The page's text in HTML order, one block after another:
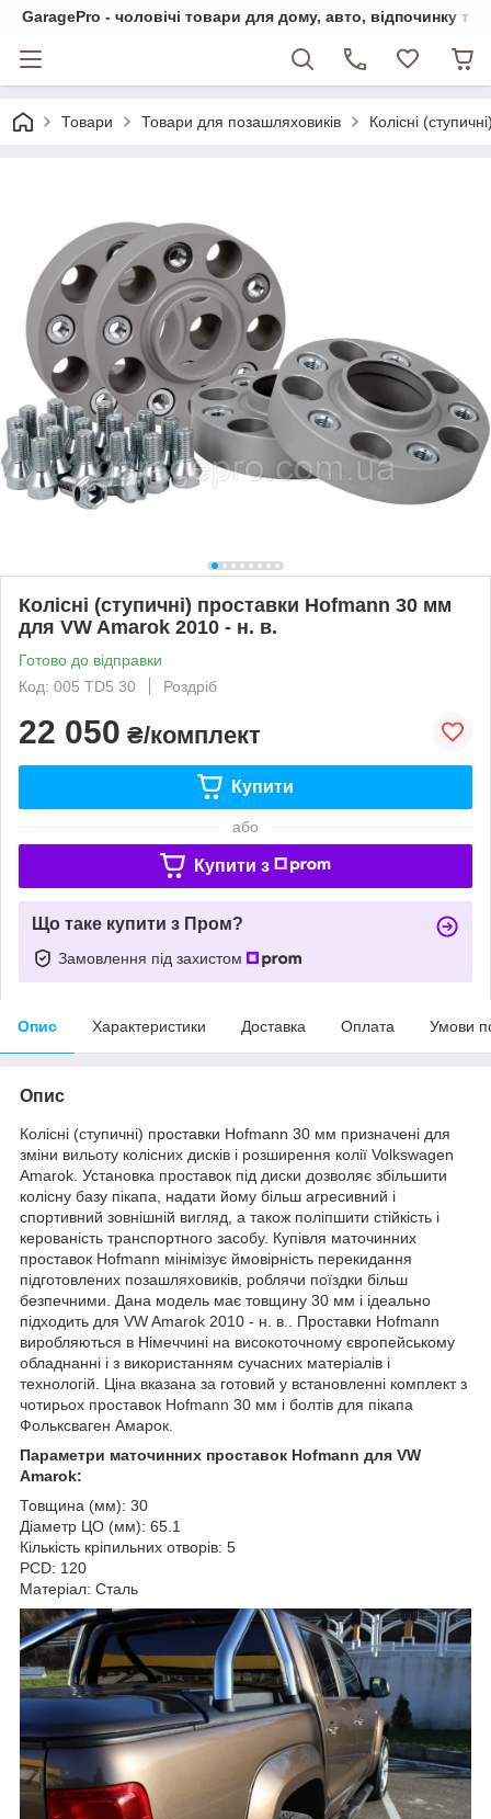
GaragePro - чоловічі товари для дому, авто, відпочинку та
Товари Товари для позашляховиків Колісні
Колісні (ступичні) проставки Hofmann 30 мм
для VW Amarok 2010 - н. в.
Готово до відправки
Код: 005 TD5 30
Роздріб
22 050 ₴/комплект
Купити
або
Купити з
Що таке купити з Пром?
Замовлення під захистом
Опис Характеристики Доставка Оплата Умови
Опис
Колісні (ступичні) проставки Hofmann 30 мм призначені для
зміни вильоту колісних дисків і розширення колії Volkswagen
Amarok. Установка проставок під диски дозволяє збільшити
колісну базу пікапа, надати йому більш агресивний і
спортивний зовнішній вигляд, а також поліпшити стійкість і
керованість транспортного засобу. Купівля маточинних
проставок Hofmann мінімізує ймовірність перекидання
підготовлених позашляховиків, роблячи поїздки більш
безпечними. Дана модель має товщину 30 мм і ідеально
підходить для VW Amarok 2010 - н. в.. Проставки Hofmann
виробляються в Німеччині на високоточному європейському
обладнанні і з використанням сучасних матеріалів і
технологій. Ціна вказана за готовий у встановленні комплект з
чотирьох проставок Hofmann 30 мм і болтів для пікапа
Фольксваген Амарок.
Параметри маточинних проставок Hofmann для VW
Amarok:
Товщина (мм): 30
Діаметр ЦО (мм): 65.1
Кількість кріпильних отворів: 5
PCD: 120
Матеріал: Сталь